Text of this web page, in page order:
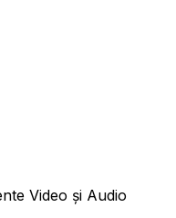
Video și Audio